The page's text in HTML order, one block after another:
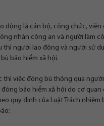
động là cán bộ, công chức, viên
nhân công an và người làm
thì người lao động và người sử
bảo hiểm xã hội.
thì việc đóng bù thông qua
bảo hiểm xã hội do cơ quan
quy định của Luật Trách nhiệm